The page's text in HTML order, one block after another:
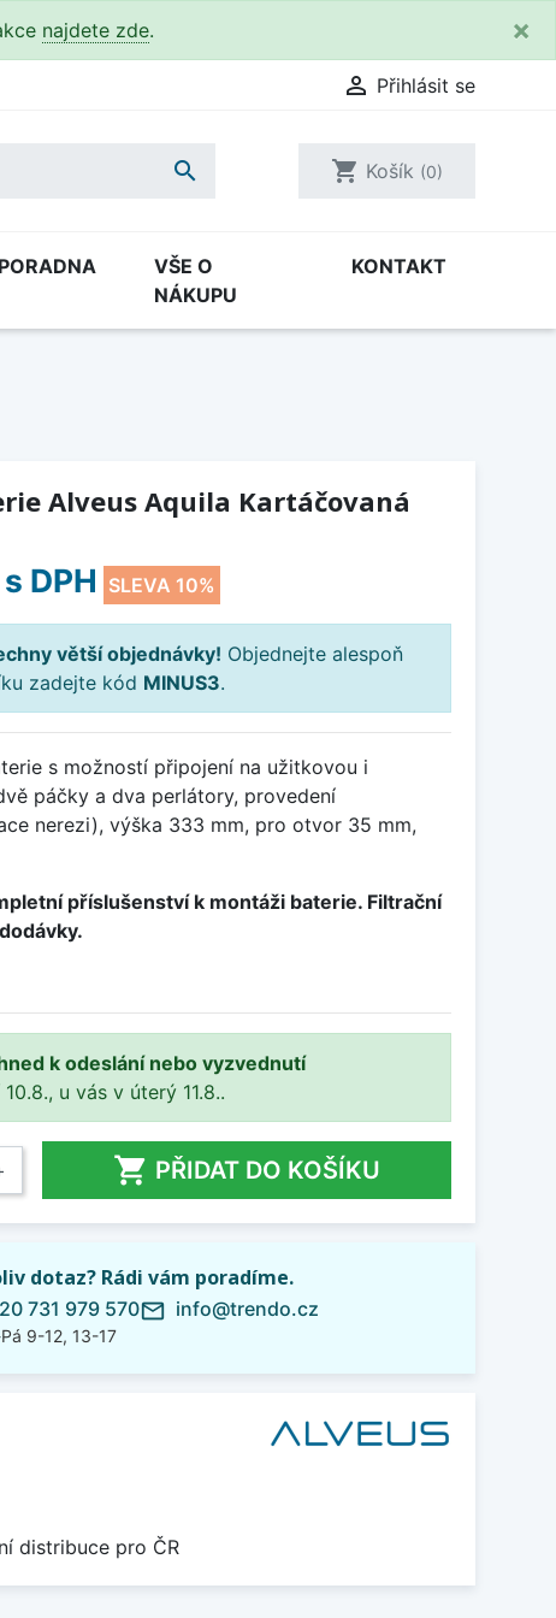
najdete zde. ×
 Přihlásit se
 shopping_cart Košík (0)
PORADNA
VŠE O
NÁKUPU
KONTAKT
Alveus Aquila Kartáčovaná
s DPH SLEVA 10%
větší objednávky! Objednejte alespoň
zadejte kód MINUS3.
s možností připojení na užitkovou i
páčky a dva perlátory, provedení
nerezi), výška 333 mm, pro otvor 35 mm,
příslušenství k montáži baterie. Filtrační
k odeslání nebo vyzvednutí
u vás v úterý 11.8..
 PŘIDAT DO KOŠÍKU
dotaz? Rádi vám poradíme.
731 979 570
9-12, 13-17
mail_outline info@trendo.cz
distribuce pro ČR